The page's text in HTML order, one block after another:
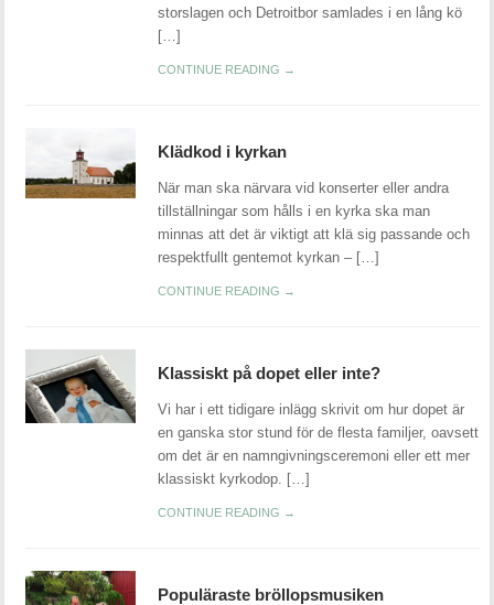
storslagen och Detroitbor samlades i en lång kö
[…]
CONTINUE READING →
Klädkod i kyrkan
När man ska närvara vid konserter eller andra
tillställningar som hålls i en kyrka ska man
minnas att det är viktigt att klä sig passande och
respektfullt gentemot kyrkan – […]
CONTINUE READING →
Klassiskt på dopet eller inte?
Vi har i ett tidigare inlägg skrivit om hur dopet är
en ganska stor stund för de flesta familjer, oavsett
om det är en namngivningsceremoni eller ett mer
klassiskt kyrkodop. […]
CONTINUE READING →
Populäraste bröllopsmusiken